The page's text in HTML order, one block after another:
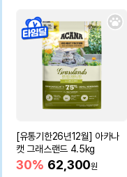
[유통기한26년12월] 아카나
캣 그래스랜드 4.5kg
30% 62,300원